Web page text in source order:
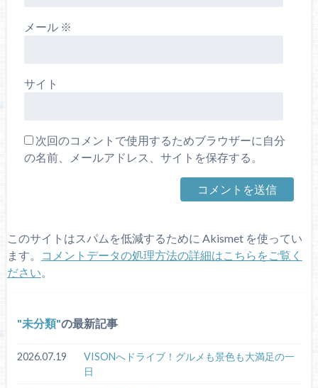
メール ※
サイト
次回のコメントで使用するためブラウザーに自分
の名前、メールアドレス、サイトを保存する。
このサイトはスパムを低減するために Akismet を使ってい
ます。
コメントデータの処理方法の詳細はこちらをご覧く
ださい。
未分類 の最新記事
2026.07.19
VISONへドライブ！グルメも景色も大満足の一
日